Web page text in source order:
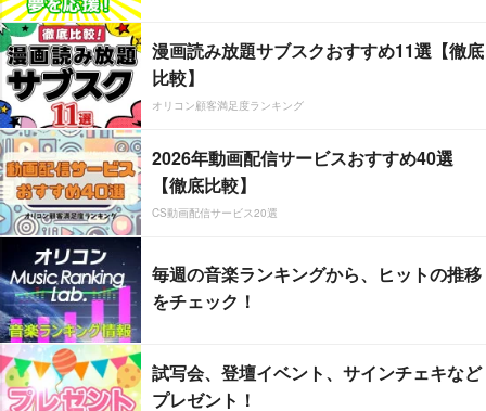
漫画読み放題サブスクおすすめ11選【徹底
比較】
オリコン顧客満足度ランキング
2026年動画配信サービスおすすめ40選
【徹底比較】
CS動画配信サービス20選
毎週の音楽ランキングから、ヒットの推移
をチェック！
試写会、登壇イベント、サインチェキなど
プレゼント！